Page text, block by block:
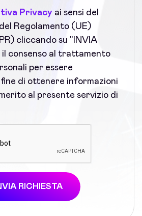
Privacy ai sensi del
Regolamento (UE)
cliccando su "INVIA
il consenso al trattamento
per essere
di ottenere informazioni
al presente servizio di
RICHIESTA